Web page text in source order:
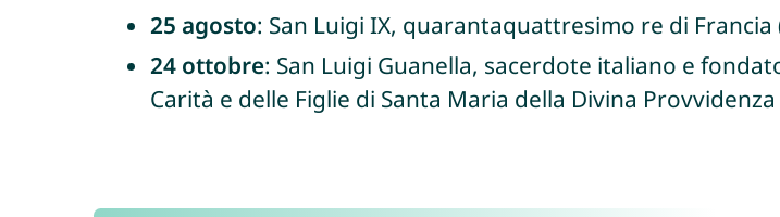
25 agosto: San Luigi IX, quarantaquattresimo re di Francia
24 ottobre: San Luigi Guanella, sacerdote italiano e
Carità e delle Figlie di Santa Maria della Divina Provvidenza